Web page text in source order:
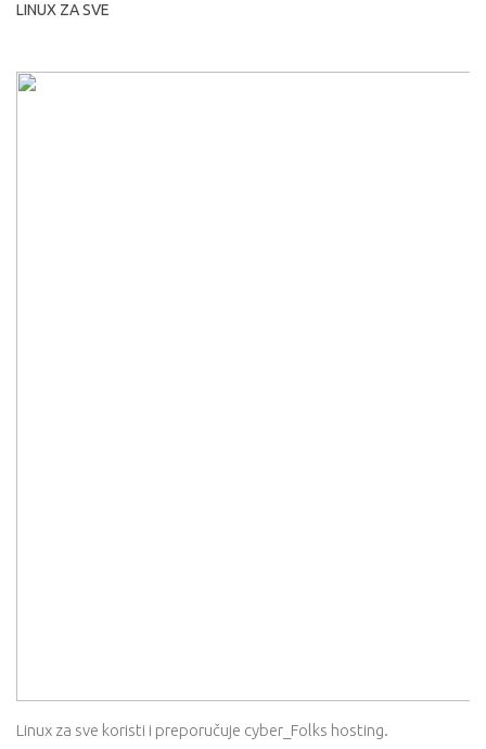
LINUX ZA SVE
Linux za sve koristi i preporučuje cyber_Folks hosting.